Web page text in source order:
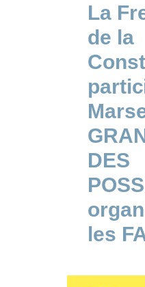
La
de la
DES
les